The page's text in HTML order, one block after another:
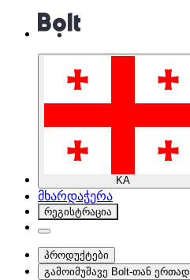
KA
მხარდაჭერა
რეგისტრაცია
პროდუქტები
გამოიმუშავე Bolt-თან ერთად